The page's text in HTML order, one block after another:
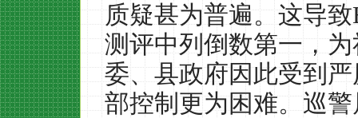
质疑甚为普遍。这导致
测评中列倒数第一，
委、县政府因此受到
部控制更为困难。巡